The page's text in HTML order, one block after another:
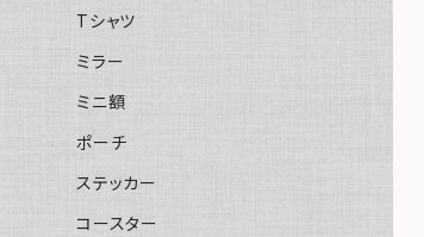
Tシャツ
ミラー
ミニ額
ポーチ
ステッカー
コースター